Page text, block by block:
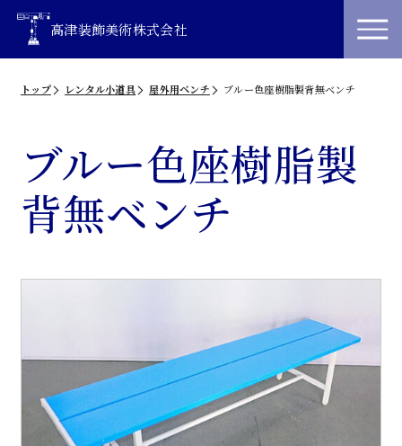
高津装飾美術株式会社
トップ レンタル小道具 屋外用ベンチ ブルー色座樹脂製背無ベンチ
ブルー色座樹脂製
背無ベンチ